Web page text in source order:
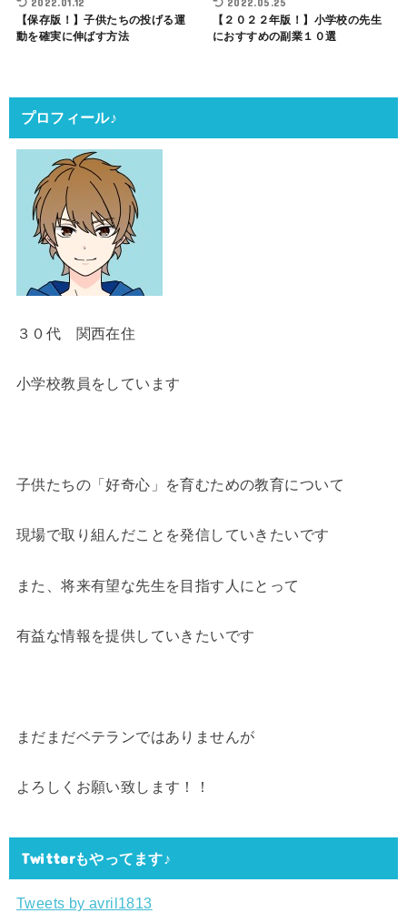
【保存版！】子供たちの投げる運
動を確実に伸ばす方法
【２０２２年版！】小学校の先生
におすすめの副業１０選
プロフィール♪
３０代 関西在住
小学校教員をしています
子供たちの「好奇心」を育むための教育について
現場で取り組んだことを発信していきたいです
また、将来有望な先生を目指す人にとって
有益な情報を提供していきたいです
まだまだベテランではありませんが
よろしくお願い致します！！
Twitterもやってます♪
Tweets by avril1813